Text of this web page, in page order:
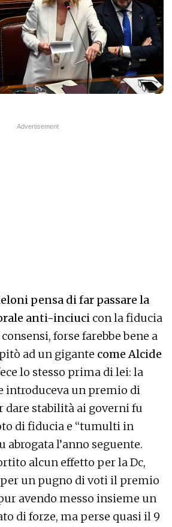
pensa di far passare la
anti-inciuci con la fiducia
forse farebbe bene a
ad un gigante come Alcide
lo stesso prima di lei: la
introduceva un premio di
dare stabilità ai governi fu
di fiducia e “tumulti in
abrogata l’anno seguente.
alcun effetto per la Dc,
un pugno di voti il premio
avendo messo insieme un
di forze, ma perse quasi il 9